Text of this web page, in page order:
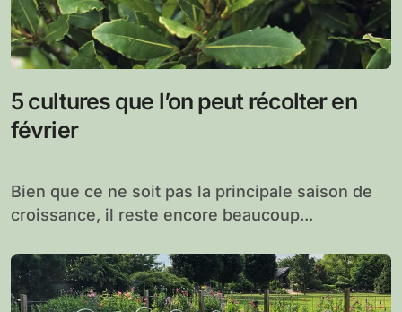
5 cultures que l’on peut récolter en
février
Bien que ce ne soit pas la principale saison de
croissance, il reste encore beaucoup...